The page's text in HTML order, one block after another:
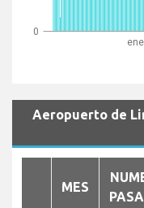
0
Aeropuerto de
MES